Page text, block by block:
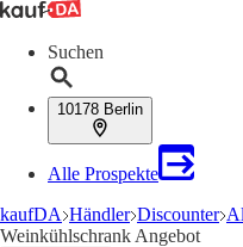
Suchen
10178 Berlin
Alle Prospekte
kaufDA Händler Discounter
Weinkühlschrank Angebot